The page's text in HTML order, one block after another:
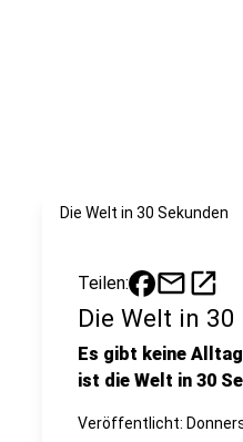
Die Welt in 30 Sekunden
Teilen: mailopen_in_new
Die Welt in
Es gibt keine
ist die Welt in 30
Veröffentlicht: